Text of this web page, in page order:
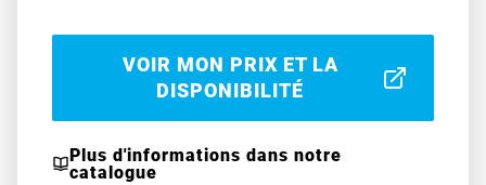
VOIR MON PRIX ET LA
DISPONIBILITÉ
Plus d'informations dans notre
catalogue